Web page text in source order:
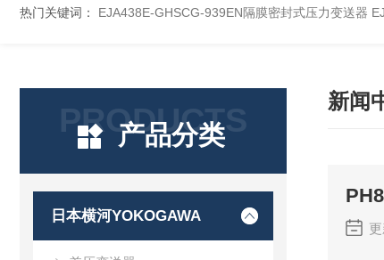
热门关键词： EJA438E-GHSCG-939EN隔膜密封式压力变送器
PRODUCTS
产品分类
日本横河YOKOGAWA
新闻